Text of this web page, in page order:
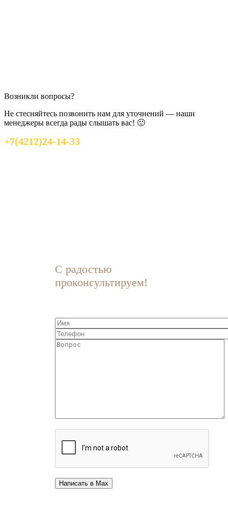
Возникли вопросы?
Не стесняйтесь позвонить нам для уточнений — наши
менеджеры всегда рады слышать вас! 🙂
+7(4212)24-14-33
С радостью
проконсультируем!